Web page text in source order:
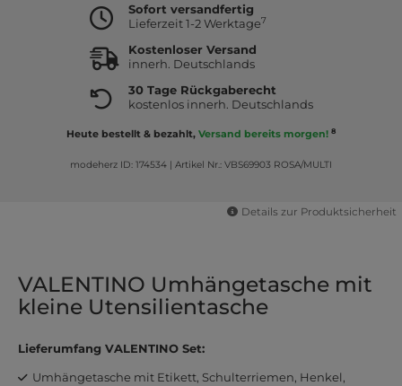
Sofort versandfertig
Lieferzeit 1-2 Werktage7
Kostenloser Versand
innerh. Deutschlands
30 Tage Rückgaberecht
kostenlos innerh. Deutschlands
Heute bestellt & bezahlt, Versand bereits morgen! 8
modeherz ID: 174534 Artikel Nr.: VBS69903 ROSA/MULTI
Details zur Produktsicherheit
VALENTINO Umhängetasche mit
kleine Utensilientasche
Lieferumfang VALENTINO Set:
Umhängetasche mit Etikett, Schulterriemen, Henkel,